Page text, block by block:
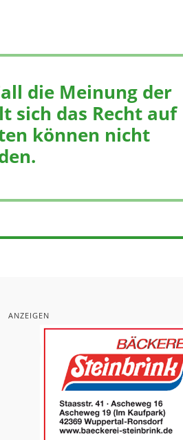
die Meinung der
sich das Recht auf
können nicht
ANZEIGEN